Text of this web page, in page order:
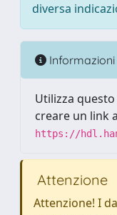
diversa
Informazioni
Utilizza
creare un link
https://
Attenzione
Attenzione! I